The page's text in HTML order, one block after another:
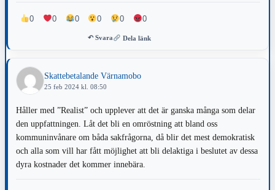
0 0 0 0 0 0
↶ Svara Dela länk
Skattebetalande Värnamobo
25 feb 2024 kl. 08:50
Håller med ”Realist” och upplever att det är ganska många som delar
den uppfattningen. Låt det bli en omröstning att bland oss
kommuninvånare om båda sakfrågorna, då blir det mest demokratisk
och alla som vill har fått möjlighet att bli delaktiga i beslutet av dessa
dyra kostnader det kommer innebära.